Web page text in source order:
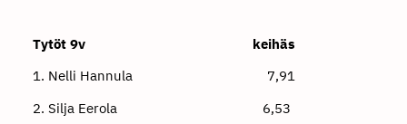
Tytöt 9v keihäs
1. Nelli Hannula 7,91
2. Silja Eerola 6,53